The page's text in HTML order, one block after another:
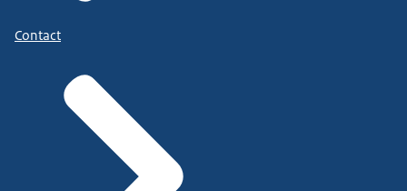
Contact